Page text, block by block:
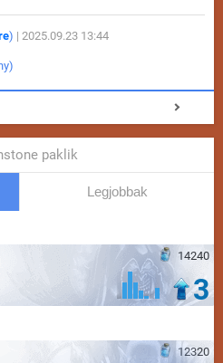
) | 2025.09.23 13:44
paklik
Legjobbak
14240
3
12320